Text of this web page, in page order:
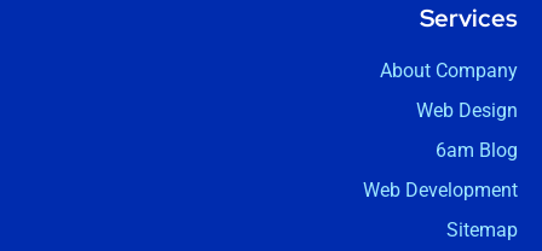
Services
About Company
Web Design
6am Blog
Web Development
Sitemap